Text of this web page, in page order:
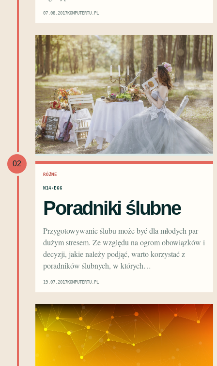
07.08.2017KOMPUTERTU.PL
02
RÓŻNE
N14·E66
Poradniki ślubne
Przygotowywanie ślubu może być dla młodych par
dużym stresem. Ze względu na ogrom obowiązków i
decyzji, jakie należy podjąć, warto korzystać z
poradników ślubnych, w których…
19.07.2017KOMPUTERTU.PL